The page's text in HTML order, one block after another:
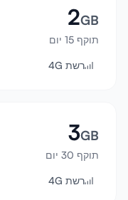
תאימות מכשירים
התחבר
2GB
תוקף 15 יום
רשת 4G
3GB
תוקף 30 יום
רשת 4G